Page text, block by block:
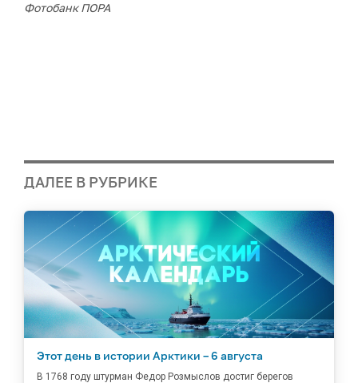
Фотобанк ПОРА
ДАЛЕЕ В РУБРИКЕ
Этот день в истории Арктики – 6 августа
В 1768 году штурман Федор Розмыслов достиг берегов